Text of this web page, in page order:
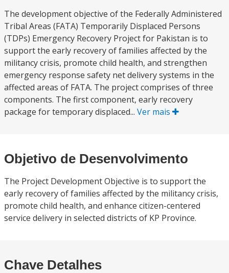
The development objective of the Federally Administered
Tribal Areas (FATA) Temporarily Displaced Persons
(TDPs) Emergency Recovery Project for Pakistan is to
support the early recovery of families affected by the
militancy crisis, promote child health, and strengthen
emergency response safety net delivery systems in the
affected areas of FATA. The project comprises of three
components. The first component, early recovery
package for temporary displaced... Ver mais
Objetivo de Desenvolvimento
The Project Development Objective is to support the
early recovery of families affected by the militancy crisis,
promote child health, and enhance citizen-centered
service delivery in selected districts of KP Province.
Chave Detalhes